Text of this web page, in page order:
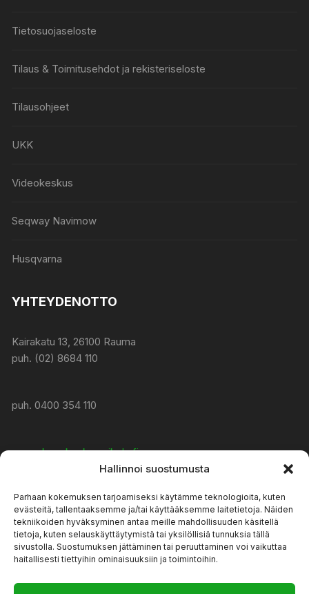
Hallinnoi suostumusta
Parhaan kokemuksen tarjoamiseksi käytämme teknologioita, kuten
evästeitä, tallentaaksemme ja/tai käyttääksemme laitetietoja. Näiden
tekniikoiden hyväksyminen antaa meille mahdollisuuden käsitellä
tietoja, kuten selauskäyttäytymistä tai yksilöllisiä tunnuksia tällä
sivustolla. Suostumuksen jättäminen tai peruuttaminen voi vaikuttaa
haitallisesti tiettyihin ominaisuuksiin ja toimintoihin.
Tietosuojaseloste
Tilaus & Toimitusehdot ja rekisteriseloste
Tilausohjeet
UKK
Videokeskus
Seqway Navimow
Husqvarna
YHTEYDENOTTO
Kairakatu 13, 26100 Rauma
puh. (02) 8684 110
puh. 0400 354 110
www:konekeskusmikola.fi
asiakaspalvelu@konekeskusmikola.fi
AUKIOLOAJAT
ma-pe 8-17, la 9-13